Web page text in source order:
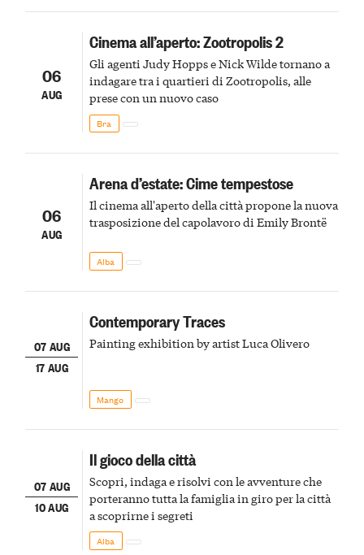
06
AUG
Cinema all’aperto: Zootropolis 2
Gli agenti Judy Hopps e Nick Wilde tornano a
indagare tra i quartieri di Zootropolis, alle
prese con un nuovo caso
Bra
06
AUG
Arena d’estate: Cime tempestose
Il cinema all'aperto della città propone la nuova
trasposizione del capolavoro di Emily Brontë
Alba
07 AUG
17 AUG
Contemporary Traces
Painting exhibition by artist Luca Olivero
Mango
07 AUG
10 AUG
Il gioco della città
Scopri, indaga e risolvi con le avventure che
porteranno tutta la famiglia in giro per la città
a scoprirne i segreti
Alba